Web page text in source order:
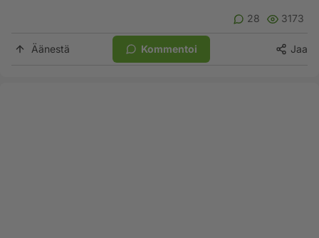
28 3173
Äänestä Kommentoi Jaa